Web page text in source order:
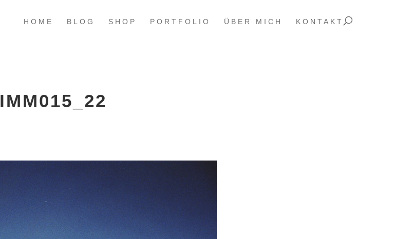
HOME BLOG SHOP PORTFOLIO ÜBER MICH KONTAKT
IMM015_22